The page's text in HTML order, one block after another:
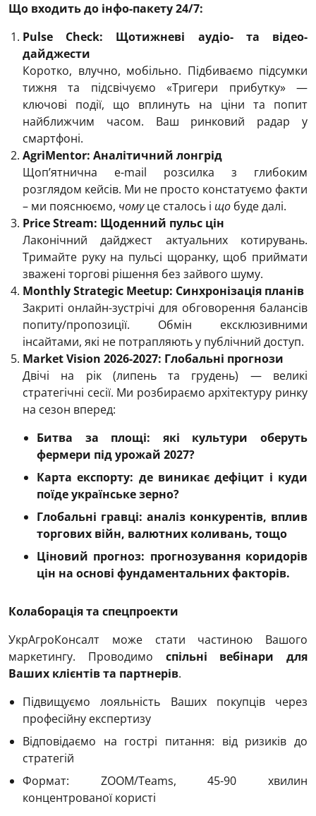
Що входить до інфо-пакету 24/7:
Pulse Check: Щотижневі аудіо- та відео-
дайджести
Коротко, влучно, мобільно. Підбиваємо підсумки
тижня та підсвічуємо «Тригери прибутку» —
ключові події, що вплинуть на ціни та попит
найближчим часом. Ваш ринковий радар у
смартфоні.
AgriMentor: Аналітичний лонгрід
Щоп’ятнична e-mail розсилка з глибоким
розглядом кейсів. Ми не просто констатуємо факти
– ми пояснюємо, чомуце сталось і що буде далі.
Price Stream: Щоденний пульс цін
Лаконічний дайджест актуальних котирувань.
Тримайте руку на пульсі щоранку, щоб приймати
зважені торгові рішення без зайвого шуму.
Monthly Strategic Meetup: Синхронізація планів
Закриті онлайн-зустрічі для обговорення балансів
попиту/пропозиції. Обмін ексклюзивними
інсайтами, які не потрапляють у публічний доступ.
Market Vision 2026-2027: Глобальні прогнози
Двічі на рік (липень та грудень) — великі
стратегічні сесії. Ми розбираємо архітектуру ринку
на сезон вперед:
Битва за площі: які культури оберуть
фермери під урожай 2027?
Карта експорту: де виникає дефіцит і куди
поїде українське зерно?
Глобальні гравці: аналіз конкурентів, вплив
торгових війн, валютних коливань, тощо
Ціновий прогноз: прогнозування коридорів
цін на основі фундаментальних факторів.
Колаборація та спецпроекти
УкрАгроКонсалт може стати частиною Вашого
маркетингу. Проводимо спільні вебінари для
Ваших клієнтів та партнерів.
Підвищуємо лояльність Ваших покупців через
професійну експертизу
Відповідаємо на гострі питання: від ризиків до
стратегій
Формат: ZOOM/Teams, 45-90 хвилин
концентрованої користі